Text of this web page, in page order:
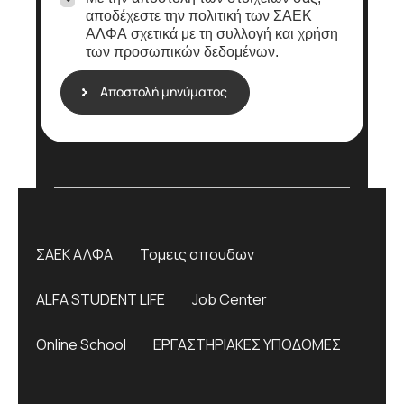
ν
σ
α
ς
αποδέχεστε την πολιτική των ΣΑΕΚ
ΑΛΦΑ σχετικά με τη συλλογή και χρήση
των προσωπικών δεδομένων.
Αποστολή μηνύματος
ΣΑΕΚ ΑΛΦΑ Τομεις σπουδων
ALFA STUDENT LIFE Job Center
Online School ΕΡΓΑΣΤΗΡΙΑΚΕΣ ΥΠΟΔΟΜΕΣ